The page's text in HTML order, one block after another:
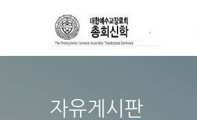
자유게시판